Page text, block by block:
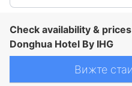
Check availability &
Donghua Hotel By IHG
Вижте